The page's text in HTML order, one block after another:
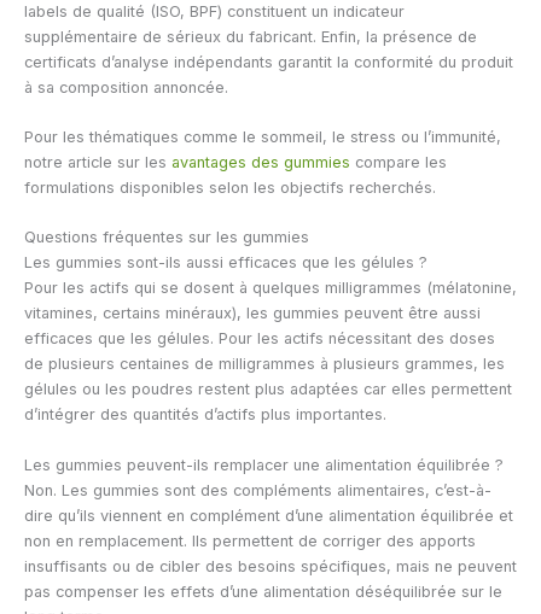
labels de qualité (ISO, BPF) constituent un indicateur
supplémentaire de sérieux du fabricant. Enfin, la présence de
certificats d’analyse indépendants garantit la conformité du produit
à sa composition annoncée.
Pour les thématiques comme le sommeil, le stress ou l’immunité,
notre article sur les avantages des gummies compare les
formulations disponibles selon les objectifs recherchés.
Questions fréquentes sur les gummies
Les gummies sont-ils aussi efficaces que les gélules ?
Pour les actifs qui se dosent à quelques milligrammes (mélatonine,
vitamines, certains minéraux), les gummies peuvent être aussi
efficaces que les gélules. Pour les actifs nécessitant des doses
de plusieurs centaines de milligrammes à plusieurs grammes, les
gélules ou les poudres restent plus adaptées car elles permettent
d’intégrer des quantités d’actifs plus importantes.
Les gummies peuvent-ils remplacer une alimentation équilibrée ?
Non. Les gummies sont des compléments alimentaires, c’est-à-
dire qu’ils viennent en complément d’une alimentation équilibrée et
non en remplacement. Ils permettent de corriger des apports
insuffisants ou de cibler des besoins spécifiques, mais ne peuvent
pas compenser les effets d’une alimentation déséquilibrée sur le